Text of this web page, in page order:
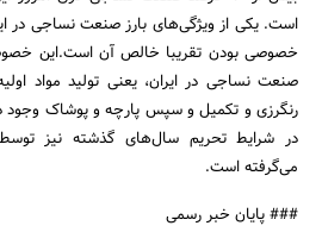
است. یکی از ویژگی‌های بارز صنعت نساجی در
خصوصی‌ بودن تقریبا خالص آن است.این
صنعت نساجی در ایران، یعنی تولید مواد
رنگرزی و تکمیل و سپس پارچه و پوشاک وجود
در شرایط تحریم سال‌های گذشته نیز
می‌گرفته است.
### پایان خبر رسمی